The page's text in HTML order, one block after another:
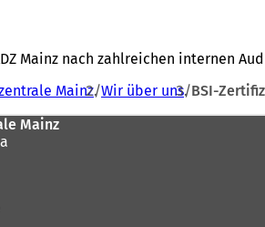
Mainz nach zahlreichen internen
Mainz Wir über uns BSI-
Mainz